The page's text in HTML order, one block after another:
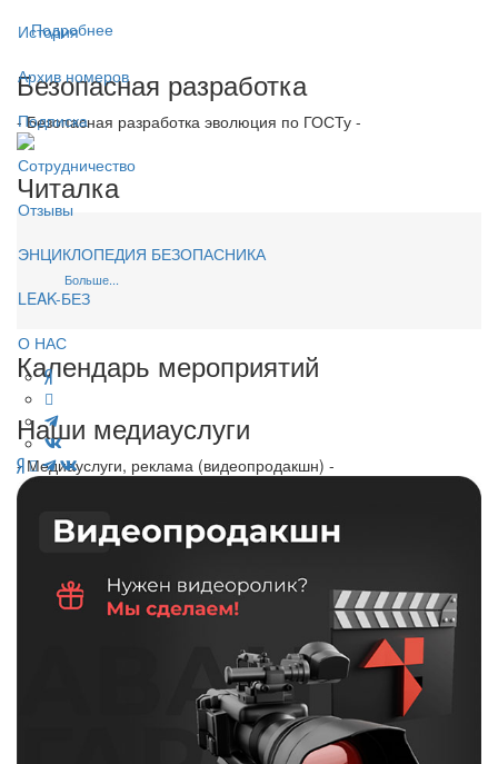
История
Архив номеров
Подписка
Сотрудничество
Отзывы
ЭНЦИКЛОПЕДИЯ БЕЗОПАСНИКА
LEAK-БЕЗ
О НАС
Подробнее
Безопасная разработка
- Безопасная разработка эволюция по ГОСТу -
Читалка
Больше...
Календарь мероприятий
Наши медиауслуги
- Медиауслуги, реклама (видеопродакшн) -